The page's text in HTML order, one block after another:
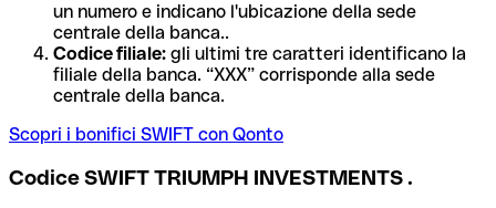
un numero e indicano l'ubicazione della sede
centrale della banca..
Codice filiale: gli ultimi tre caratteri identificano la
filiale della banca. “XXX” corrisponde alla sede
centrale della banca.
Scopri i bonifici SWIFT con Qonto
Codice SWIFT TRIUMPH INVESTMENTS .